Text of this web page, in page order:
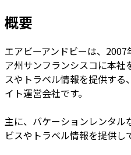
概要
エアビーアンドビーは、
ア州サンフランシスコに本
スやトラベル情報を提供す
イト運営会社です。
主に、バケーションレンタル
ビスやトラベル情報を提供し